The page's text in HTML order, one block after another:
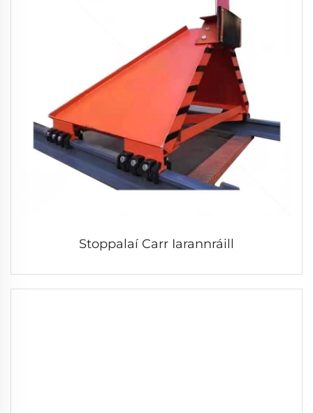
Stoppalaí Carr Iarannráill